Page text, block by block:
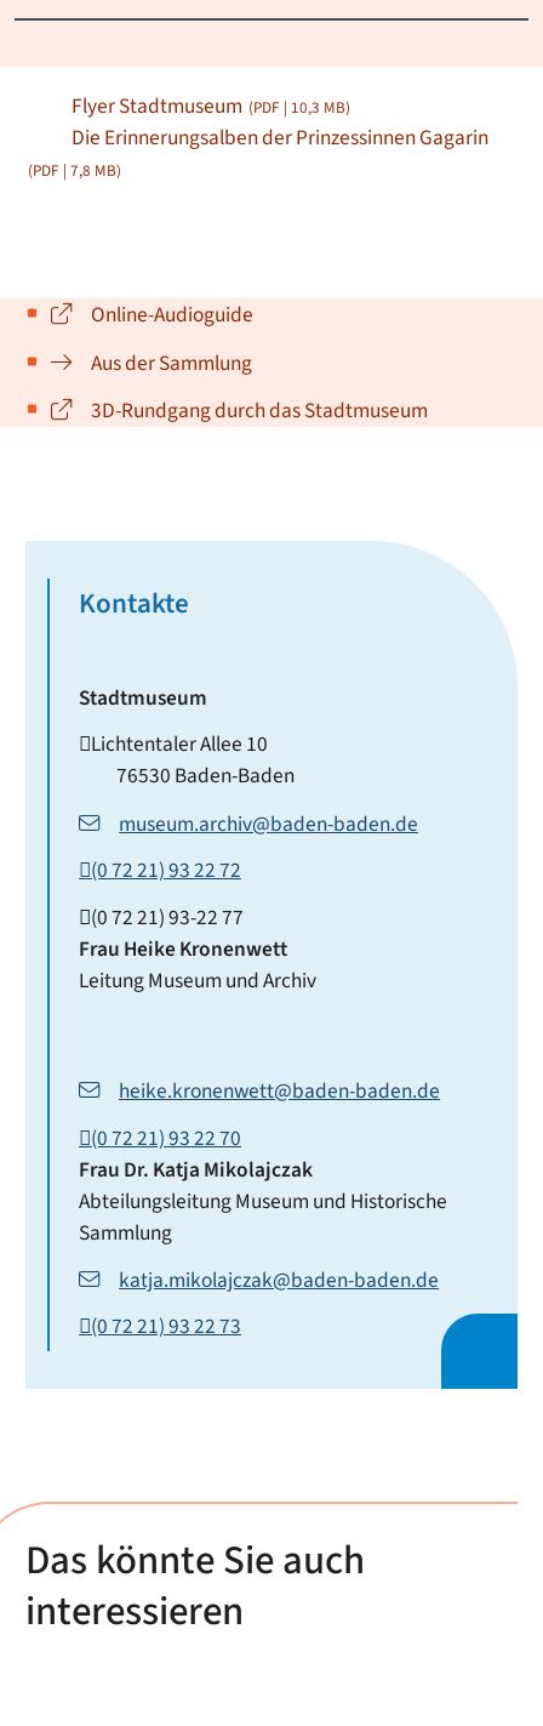
Flyer Stadtmuseum (PDF | 10,3 MB)
Die Erinnerungsalben der Prinzessinnen Gagarin
(PDF | 7,8 MB)
Online-Audioguide
Aus der Sammlung
3D-Rundgang durch das Stadtmuseum
Kontakte
Stadtmuseum
Lichtentaler Allee 10
76530 Baden-Baden
museum.archiv@baden-baden.de
(07221) 932272
(07221) 93-2277
Frau HeikeKronenwett
Leitung Museum und Archiv
heike.kronenwett@baden-baden.de
(07221) 932270
Frau Dr. Katja Mikolajczak
Abteilungsleitung Museum und Historische
Sammlung
katja.mikolajczak@baden-baden.de
(07221) 932273
Das könnte Sie auch
interessieren